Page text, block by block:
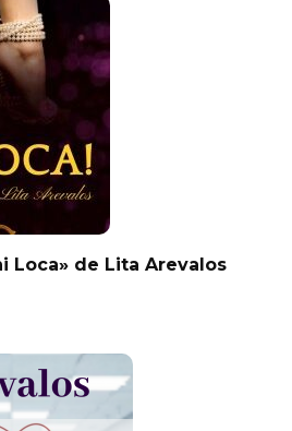
Loca» de Lita Arevalos